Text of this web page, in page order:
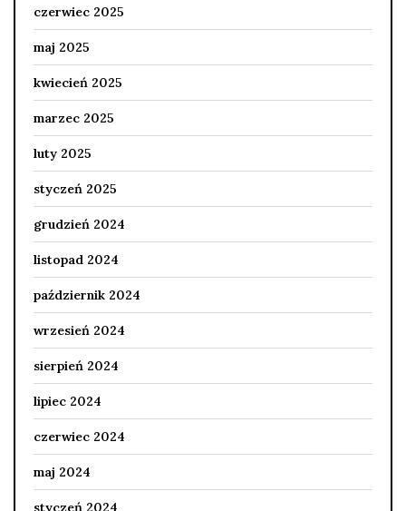
czerwiec 2025
maj 2025
kwiecień 2025
marzec 2025
luty 2025
styczeń 2025
grudzień 2024
listopad 2024
październik 2024
wrzesień 2024
sierpień 2024
lipiec 2024
czerwiec 2024
maj 2024
styczeń 2024